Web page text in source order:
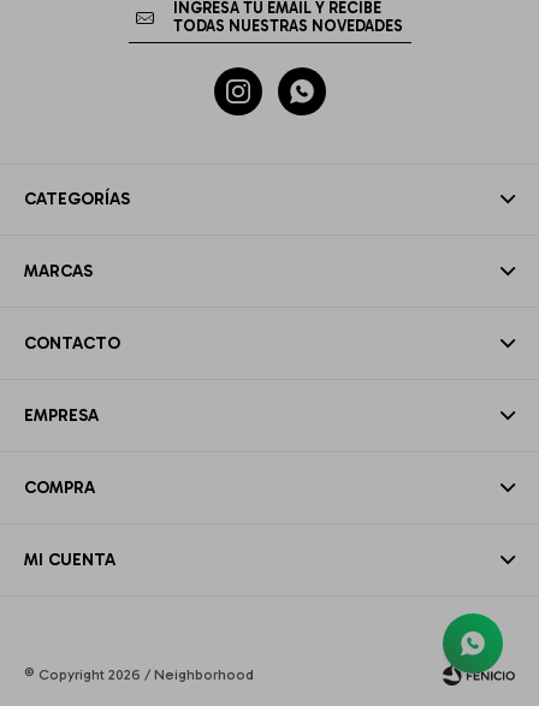
CATEGORÍAS
MARCAS
CONTACTO
EMPRESA
COMPRA
MI CUENTA
 
© Copyright 2026 / Neighborhood